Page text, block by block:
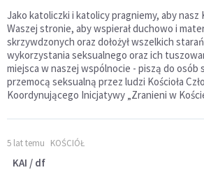
Jako katoliczki i katolicy pragniemy, aby nasz
Waszej stronie, aby wspierał duchowo i
skrzywdzonych oraz dołożył wszelkich
wykorzystania seksualnego oraz ich
miejsca w naszej wspólnocie - piszą do osób
przemocą seksualną przez ludzi Kościoła
Koordynującego Inicjatywy „Zranieni w
5 lat temu KOŚCIÓŁ
KAI / df